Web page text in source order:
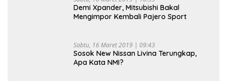
Demi Xpander, Mitsubishi Bakal
Mengimpor Kembali Pajero Sport
Sabtu, 16 Maret 2019 | 09:43
Sosok New Nissan Livina Terungkap,
Apa Kata NMI?